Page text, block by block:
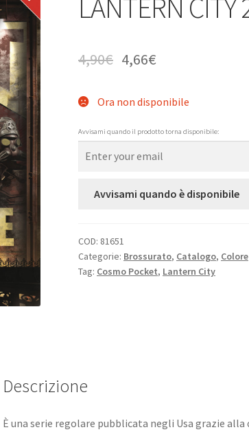
LANTERN CITY
4,90€ 4,66€
Ora non disponibile
Avvisami quando il prodotto torna disponibile:
Avvisami quando è disponibile
COD: 81651
Categorie: Brossurato, Catalogo, Colore
Tag: Cosmo Pocket, Lantern City
Descrizione
È una serie regolare pubblicata negli Usa grazie